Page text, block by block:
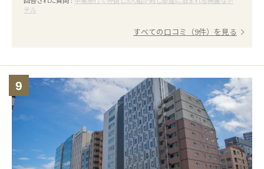
テル
すべての口コミ（9件）を見る
9